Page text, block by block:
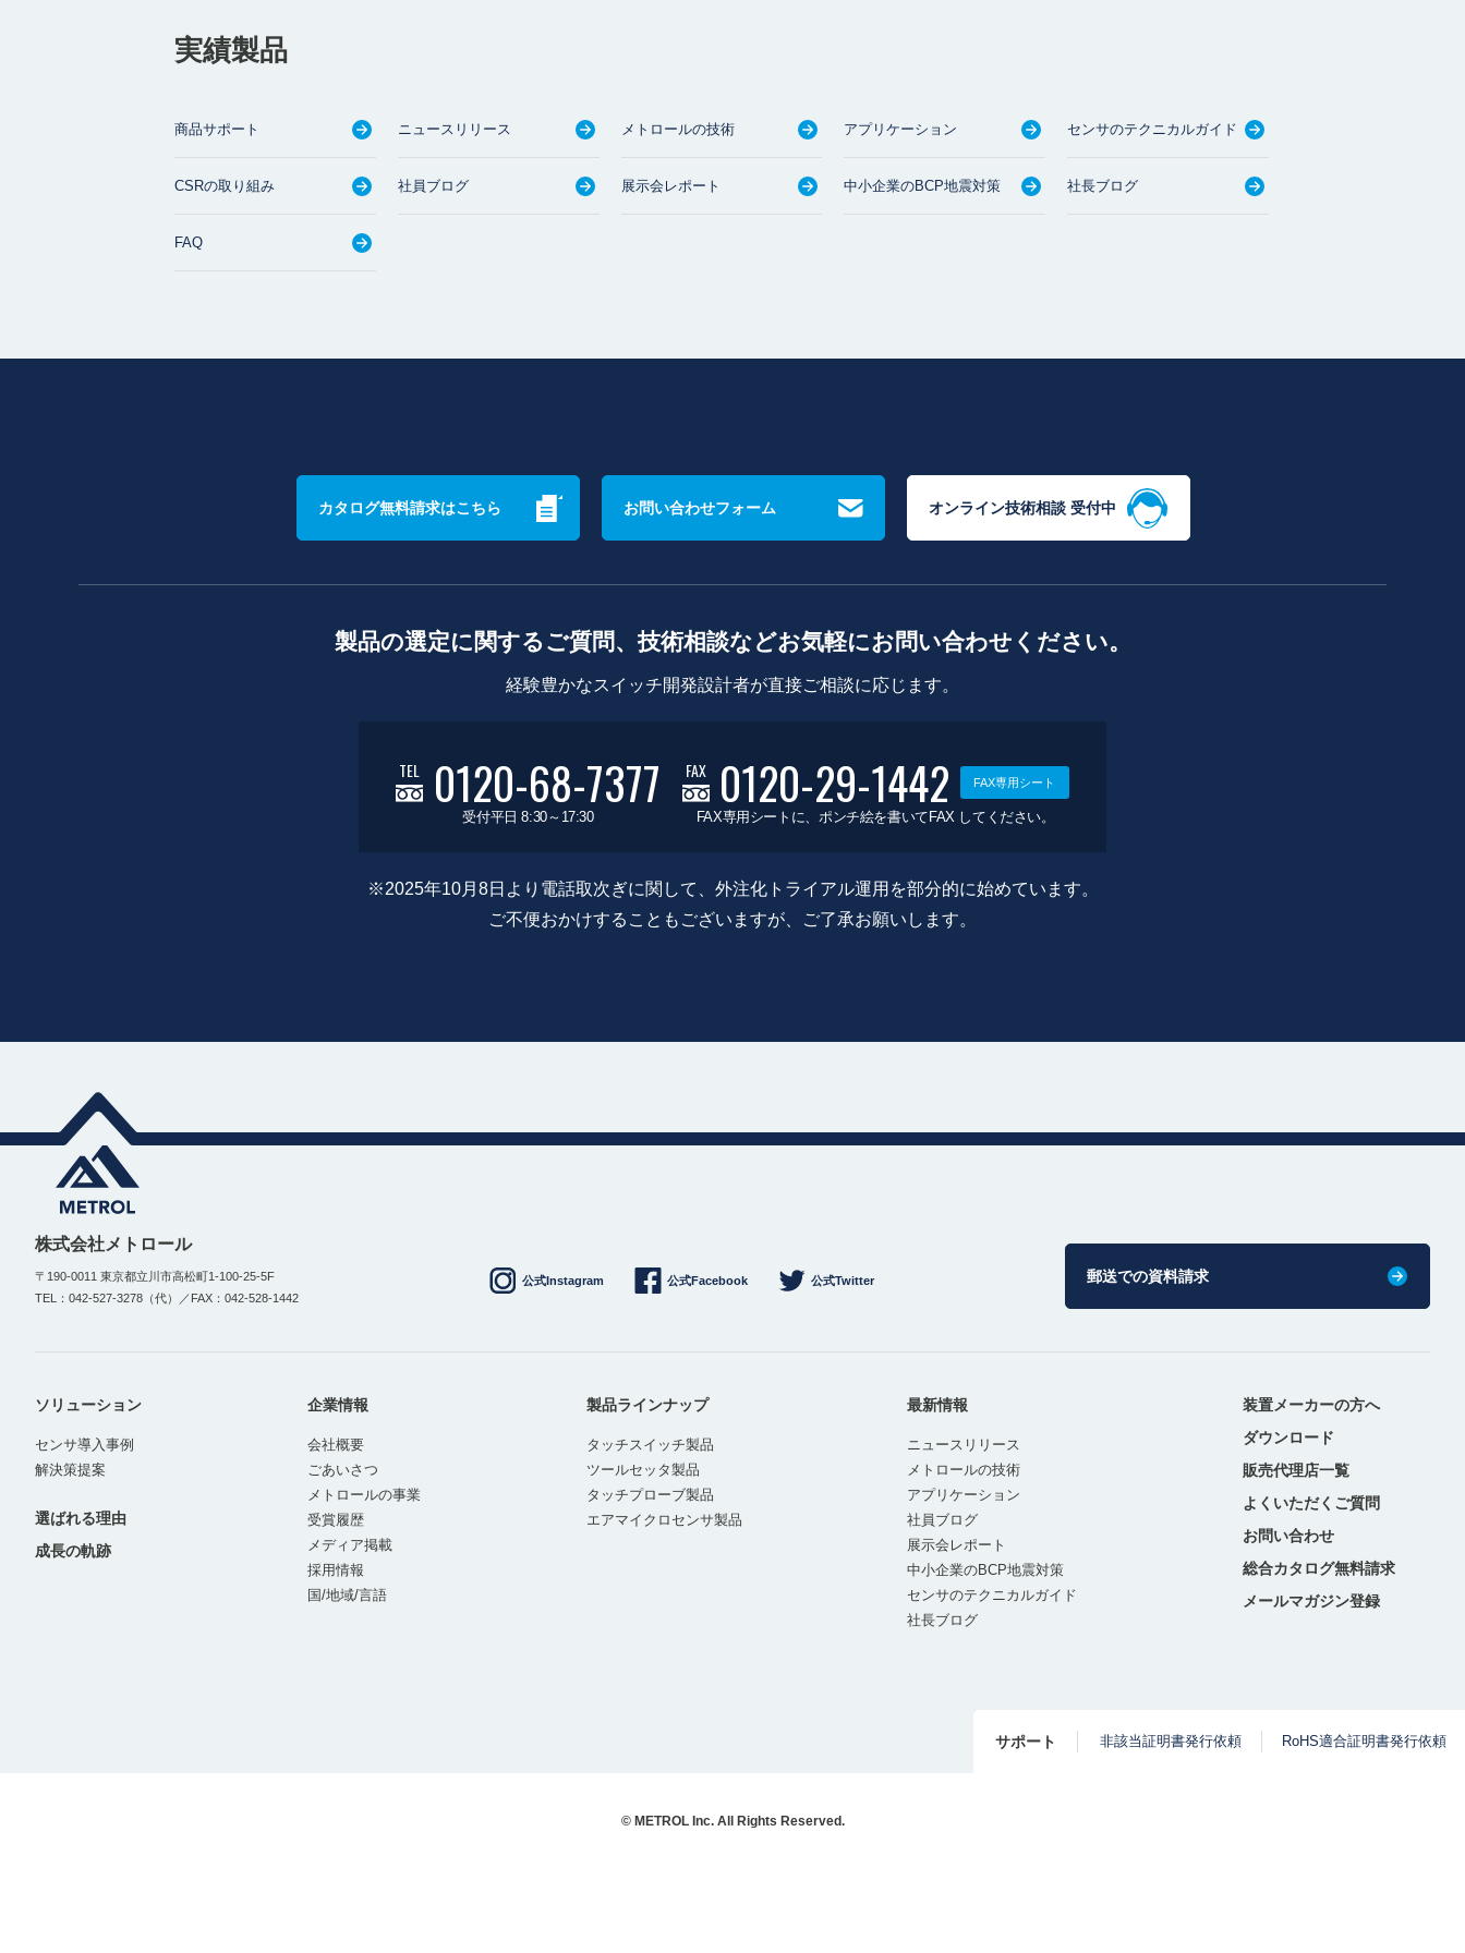
実績製品
商品サポート ニュースリリース メトロールの技術 アプリケーション センサのテクニカルガイド
CSRの取り組み 社員ブログ 展示会レポート 中小企業のBCP地震対策 社長ブログ
FAQ
カタログ無料請求はこちら お問い合わせフォーム オンライン技術相談 受付中
製品の選定に関するご質問、技術相談などお気軽にお問い合わせください。
経験豊かなスイッチ開発設計者が直接ご相談に応じます。
TEL 0120-68-7377
受付平日 8:30～17:30
FAX 0120-29-1442 FAX専用シート
FAX専用シートに、ポンチ絵を書いてFAX してください。
※2025年10月8日より電話取次ぎに関して、外注化トライアル運用を部分的に始めています。
ご不便おかけすることもございますが、ご了承お願いします。
株式会社メトロール
〒190-0011 東京都立川市高松町1-100-25-5F
TEL：042-527-3278（代）／FAX：042-528-1442
公式Instagram 公式Facebook 公式Twitter 郵送での資料請求
ソリューション
センサ導入事例
解決策提案
選ばれる理由
成長の軌跡
企業情報
会社概要
ごあいさつ
メトロールの事業
受賞履歴
メディア掲載
採用情報
国/地域/言語
製品ラインナップ
タッチスイッチ製品
ツールセッタ製品
タッチプローブ製品
エアマイクロセンサ製品
最新情報
ニュースリリース
メトロールの技術
アプリケーション
社員ブログ
展示会レポート
中小企業のBCP地震対策
センサのテクニカルガイド
社長ブログ
装置メーカーの方へ
ダウンロード
販売代理店一覧
よくいただくご質問
お問い合わせ
総合カタログ無料請求
メールマガジン登録
サポート 非該当証明書発行依頼 RoHS適合証明書発行依頼
© METROL Inc. All Rights Reserved.